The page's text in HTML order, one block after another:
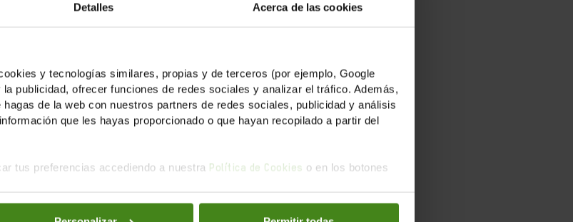
Detalles Acerca de las cookies
y tecnologías similares, propias y de terceros (por ejemplo, Google
publicidad, ofrecer funciones de redes sociales y analizar el tráfico. Además,
de la web con nuestros partners de redes sociales, publicidad y análisis
que les hayas proporcionado o que hayan recopilado a partir del
tus preferencias accediendo a nuestra Política de Cookies o en los botones
Intermón, destinados a
programas:
en nuestra tienda de Comercio Justo en Málaga:
hacerlo aquí, en la página de nuestra Fila 0.